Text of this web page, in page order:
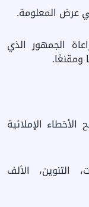
عرض المعلومة.
الجمهور الذي
ومقنعًا.
الإملائية
التنوين، الألف